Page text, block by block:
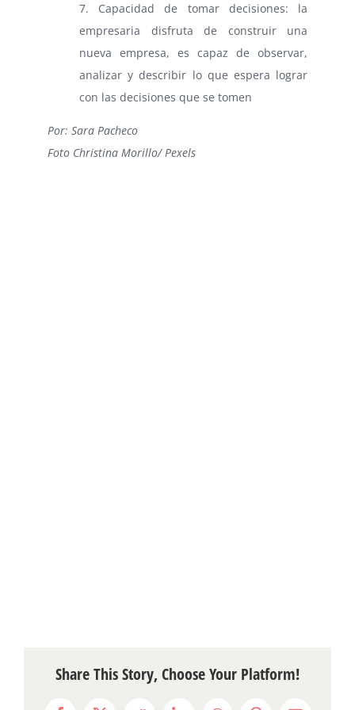
7. Capacidad de tomar decisiones: la
empresaria disfruta de construir una
nueva empresa, es capaz de observar,
analizar y describir lo que espera lograr
con las decisiones que se tomen
Por: Sara Pacheco
Foto Christina Morillo/ Pexels
Share This Story, Choose Your Platform!